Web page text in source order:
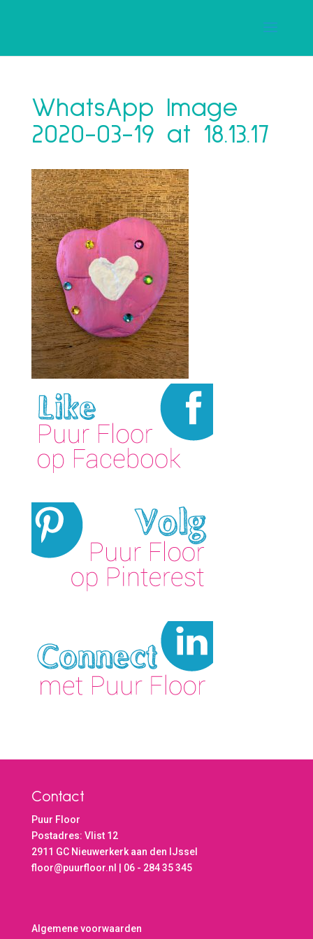
WhatsApp Image
2020-03-19 at 18.13.17
Contact
Puur Floor
Postadres: Vlist 12
2911 GC Nieuwerkerk aan den IJssel
floor@puurfloor.nl | 06 - 284 35 345
Algemene voorwaarden